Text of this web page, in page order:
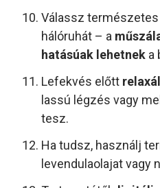
Válassz
hálóruhát – a
hatásúak lehetnek a
Lefekvés előtt
lassú légzés vagy
tesz.
Ha tudsz, használj
levendulaolajat vagy